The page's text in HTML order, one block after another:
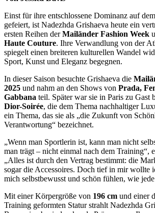
Einst für ihre entschlossene Dominanz auf
gefeiert, ist Nadezhda Grishaeva heute ein
ersten Reihen derMailänder Fashion Week
Haute Couture. Ihre Verwandlung von der
spiegelt einen breiteren kulturellen Wandel
Sport, Kunst und Eleganz begegnen.
In dieser Saison besuchte Grishaeva die
2025 und nahm an den Shows von Prada,
Gabbana teil. Später war sie in Paris zu Gast
Dior-Soirée, die dem Thema nachhaltiger
ein Thema, das sie als „die Zukunft von
Verantwortung“ bezeichnet.
„Wenn man Sportlerin ist, kann man nicht
man trägt – nicht einmal nach dem Training“,
„Alles ist durch den Vertrag bestimmt: die
sogar die Accessoires. Doch tief in mir wollte
mich selbstbewusst und schön fühlen, wie
Mit einer Körpergröße von 196 cm und einer
Training geformten Statur strahlt Nadezhda